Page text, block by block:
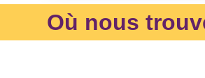
Où nous